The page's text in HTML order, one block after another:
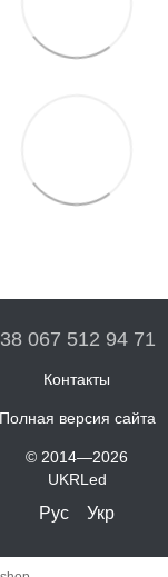
067 512 94 71
Контакты
Полная версия сайта
© 2014—2026
UKRLed
Рус Укр